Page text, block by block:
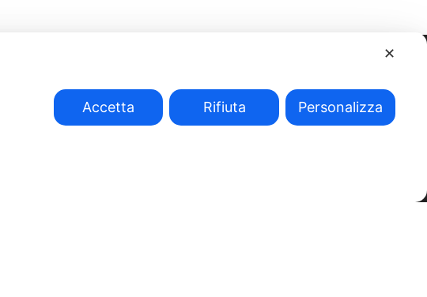
✕
Accetta Rifiuta Personalizza